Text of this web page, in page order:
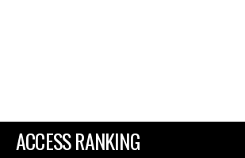
ACCESS RANKING